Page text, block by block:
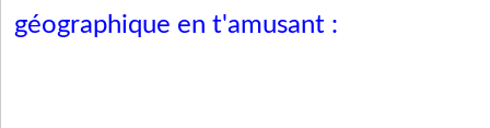
géographique en t'amusant :